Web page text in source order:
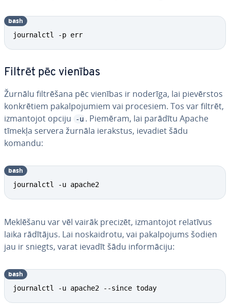
journalctl -p err
bash
Filtrēt pēc vienības
Žurnālu fil­trē­ša­na pēc vienības ir noderīga, lai pie­vēr­stos
kon­krē­tiem pa­kal­po­ju­miem vai procesiem. Tos var filtrēt,
iz­man­to­jot opciju
-u . Piemēram, lai parādītu Apache
tīmekļa servera žurnāla ierakstus, ievadiet šādu
komandu:
journalctl -u apache2
bash
Meklēšanu var vēl vairāk precizēt, iz­man­to­jot relatīvus
laika rādītājus. Lai no­skaid­ro­tu, vai pa­kal­po­jums šodien
jau ir sniegts, varat ievadīt šādu in­for­mā­ci­ju:
journalctl -u apache2 --since today
bash